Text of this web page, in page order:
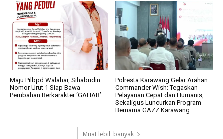
Maju Pilbpd Walahar, Sihabudin
Nomor Urut 1 Siap Bawa
Perubahan Berkarakter ‘GAHAR’
Polresta Karawang Gelar Arahan
Commander Wish: Tegaskan
Pelayanan Cepat dan Humanis,
Sekaligus Luncurkan Program
Bernama GAZZ Karawang
Muat lebih banyak